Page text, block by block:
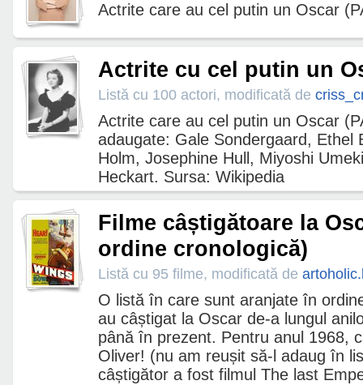
Actrite care au cel putin un Oscar
Actrite cu cel putin un
Listă cu 100 actori, modificată de
Actrite care au cel putin un Oscar
adaugate: Gale Sondergaard, Ethel
Holm, Josephine Hull, Miyoshi
Heckart. Sursa: Wikipedia
Filme câștigătoare la
ordine cronologică)
Listă cu 95 filme, modificată de
O listă în care sunt aranjate în
au câștigat la Oscar de-a lungul
până în prezent. Pentru anul 1968,
Oliver! (nu am reușit să-l adaug în
câștigător a fost filmul The last